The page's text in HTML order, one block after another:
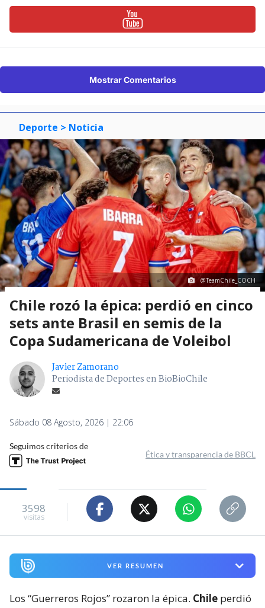
Mostrar Comentarios
Deporte > Noticia
@TeamChile_COCH
Chile rozó la épica: perdió en cinco
sets ante Brasil en semis de la
Copa Sudamericana de Voleibol
Javier Zamorano
Periodista de Deportes en BioBioChile
Sábado 08 Agosto, 2026 | 22:06
Seguimos criterios de
Ética y transparencia de BBCL
3598
visitas
VER RESUMEN
Los “Guerreros Rojos” rozaron la épica. Chile perdió